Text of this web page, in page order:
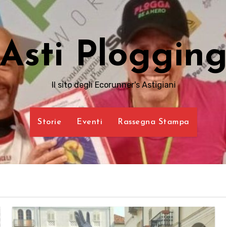
Asti Plogging
Il sito degli Ecorunner's Astigiani
Storie Eventi Rassegna Stampa